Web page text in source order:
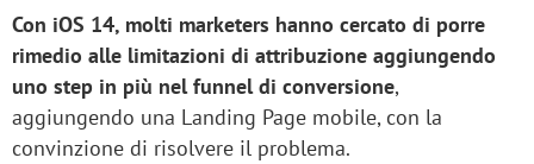
Con iOS 14, molti marketers hanno cercato di porre
rimedio alle limitazioni di attribuzione aggiungendo
uno step in più nel funnel di conversione,
aggiungendo una Landing Page mobile, con la
convinzione di risolvere il problema.